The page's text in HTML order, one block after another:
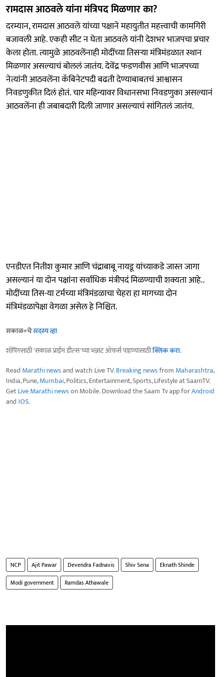
रामदास आठवले यांना मंत्रिपद मिळणार का?
दरम्यान, रामदास आठवले यांच्या पक्षाने महायुतीत महत्त्वाची कामगिरी
बजावली आहे. एकही सीट न घेता आठवले यांनी देशभर भाजपचा प्रचार
केला होता. त्यामुळे आठवलेंनाही मोदींच्या तिसऱ्या मंत्रिमंडळात स्थान
मिळणार असल्याचं बोललं जातंय. देवेंद्र फडणवीस आणि भाजपच्या
नेत्यांनी आठवलेंना कॅबिनेटपदी बढती देण्याबाबतचं आश्वासन
निवडणुकीत दिलं होतं. चार महिन्यावर विधानसभा निवडणुका असल्यानं
आठवलेंना ही जबाबदारी दिली जाणार असल्याचं सांगितलं जातंय.
एनडीएत नितीश कुमार आणि चंद्राबाबू नायडू यांच्याकडे जास्त जागा
असल्यानं या दोन पक्षांना सर्वाधिक मंत्रीपदं मिळण्याची शक्यता आहे..
मोदींच्या तिस-या टर्मच्या मंत्रिमंडळाचा चेहरा हा मागच्या दोन
मंत्रिमंडळापेक्षा वेगळा असेल हे निश्चित.
सकाळ+चेसदस्य व्हा
शॉपिंगसाठी 'सकाळ प्राईम डील्स'च्या भन्नाट ऑफर्स पाहण्यासाठीक्लिक करा.
Read Marathi newsand watch Live TV.Breaking newsfrom Maharashtra,
India, Pune,Mumbai, Politics, Entertainment, Sports, Lifestyle at SaamTV.
GetLive Marathi newson Mobile. Download the Saam Tv app forAndroid
and IOS.
NCP Ajit Pawar Devendra Fadnavis Shiv Sena
Eknath Shinde
Modi government
Ramdas Athawale